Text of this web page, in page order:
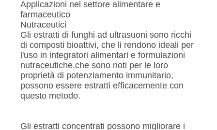
Applicazioni nel settore alimentare e
farmaceutico
Nutraceutici
Gli estratti di funghi ad ultrasuoni sono ricchi
di composti bioattivi, che li rendono ideali per
l'uso in integratori alimentari e formulazioni
nutraceutiche.che sono noti per le loro
proprietà di potenziamento immunitario,
possono essere estratti efficacemente con
questo metodo.
Gli estratti concentrati possono migliorare i